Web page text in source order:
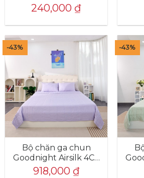
240,000 ₫
-43%
Bộ chăn ga chun
Goodnight Airsilk 4CT
màu tím
918,000 ₫
-43%